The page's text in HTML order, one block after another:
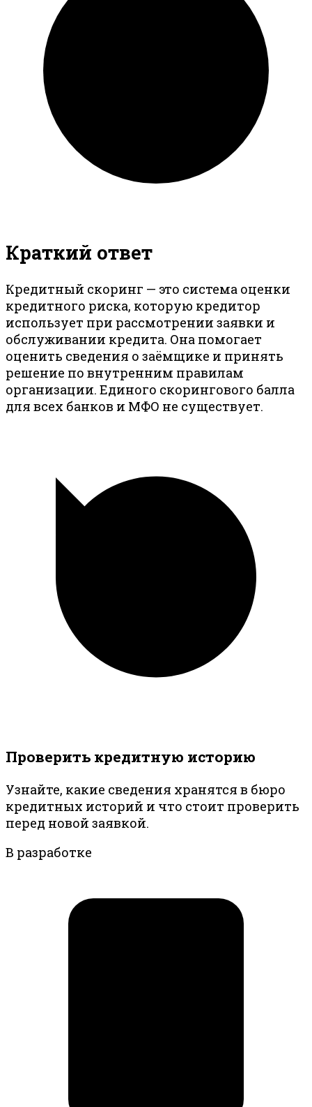
Краткий ответ
Кредитный скоринг — это система оценки
кредитного риска, которую кредитор
использует при рассмотрении заявки и
обслуживании кредита. Она помогает
оценить сведения о заёмщике и принять
решение по внутренним правилам
организации. Единого скорингового балла
для всех банков и МФО не существует.
Проверить кредитную историю
Узнайте, какие сведения хранятся в бюро
кредитных историй и что стоит проверить
перед новой заявкой.
В разработке